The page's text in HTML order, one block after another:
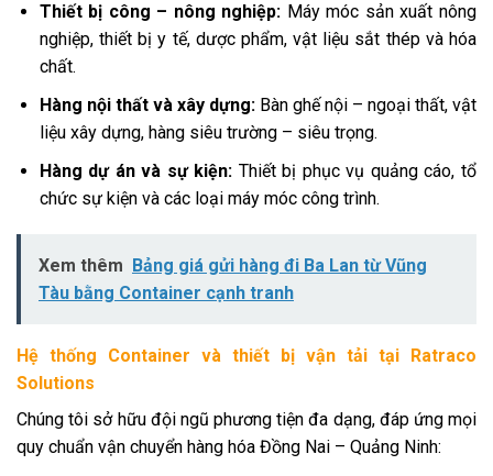
Thiết bị công – nông nghiệp: Máy móc sản xuất nông
nghiệp, thiết bị y tế, dược phẩm, vật liệu sắt thép và hóa
chất.
Hàng nội thất và xây dựng:Bàn ghế nội – ngoại thất, vật
liệu xây dựng, hàng siêu trường – siêu trọng.
Hàng dự án và sự kiện: Thiết bị phục vụ quảng cáo, tổ
chức sự kiện và các loại máy móc công trình.
Xem thêm
Bảng giá gửi hàng đi Ba Lan từ Vũng
Tàu bằng Container cạnh tranh
Hệ thống Container và thiết bị vận tải tại Ratraco
Solutions
Chúng tôi sở hữu đội ngũ phương tiện đa dạng, đáp ứng mọi
quy chuẩn vận chuyển hàng hóa Đồng Nai – Quảng Ninh: